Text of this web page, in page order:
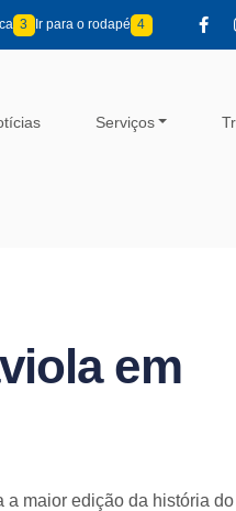
3 Ir para o rodapé 4
Serviços
em
maior edição da história do